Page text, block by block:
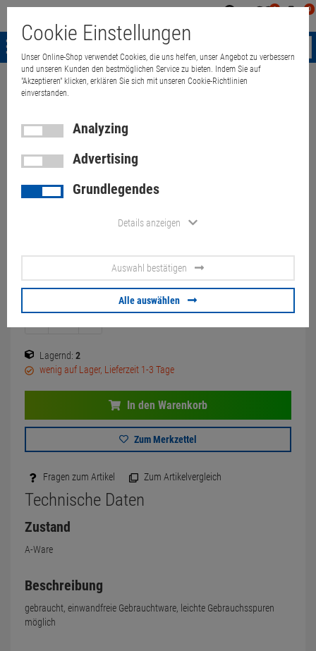
0 0
Menü
Weiter einkaufen
Dell DA180PM111 180W
Netzteil 19,5V/9,23A 8mm
36.90 €
6.00€
Lagernd: 2
wenig auf Lager, Lieferzeit 1-3 Tage
In den Warenkorb
Zum Merkzettel
Fragen zum Artikel Zum Artikelvergleich
Technische Daten
Zustand
A-Ware
Beschreibung
gebraucht, einwandfreie Gebrauchtware, leichte Gebrauchsspuren
möglich
Cookie Einstellungen
Unser Online-Shop verwendet Cookies, die uns helfen, unser Angebot zu verbessern
und unseren Kunden den bestmöglichen Service zu bieten. Indem Sie auf
"Akzeptieren" klicken, erklären Sie sich mit unseren Cookie-Richtlinien
einverstanden.
Analyzing
Advertising
Grundlegendes
Details anzeigen
Auswahl bestätigen
Alle auswählen